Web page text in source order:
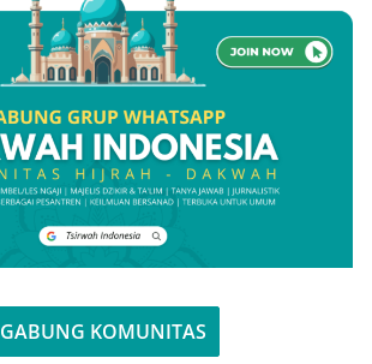
GABUNG KOMUNITAS